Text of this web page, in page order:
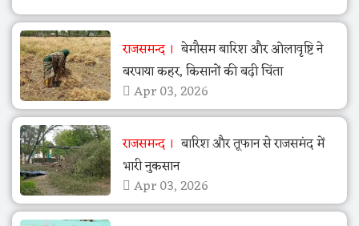
राजसमन्द
बेमौसम बारिश और ओलावृष्टि ने
बरपाया कहर, किसानों की बढ़ी चिंता
Apr 03, 2026
राजसमन्द
बारिश और तूफान से राजसमंद में
भारी नुकसान
Apr 03, 2026